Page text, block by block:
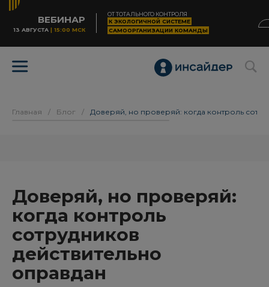
ВЕБИНАР
13 АВГУСТА | 15:00 МСК
ОТ ТОТАЛЬНОГО КОНТРОЛЯ
К ЭКОЛОГИЧНОЙ СИСТЕМЕ
САМООРГАНИЗАЦИИ КОМАНДЫ
Главная / Блог / Доверяй, но проверяй: когда контроль
Доверяй, но проверяй:
когда контроль
сотрудников
действительно
оправдан